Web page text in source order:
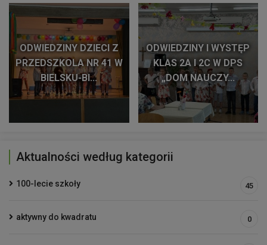
ODWIEDZINY DZIECI Z
PRZEDSZKOLA NR 41 W
BIELSKU-BI...
ODWIEDZINY I WYSTĘP
KLAS 2A I 2C W DPS
„DOM NAUCZY...
Aktualności według kategorii
100-lecie szkoły 45
aktywny do kwadratu 0